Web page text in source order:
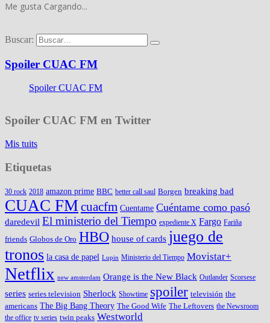
Me gusta Cargando...
Buscar:
Spoiler CUAC FM
Spoiler CUAC FM
Spoiler CUAC FM en Twitter
Mis tuits
Etiquetas
30 rock 2018 amazon prime BBC better call saul Borgen breaking bad
CUAC FMcuacfm Cuentame Cuéntame como pasó
daredevil El ministerio del Tiempo expediente X Fargo Fariña
friends Globos de Oro HBO house of cards juego de
tronos la casa de papel Lupin Ministerio del Tiempo Movistar+
Netflix new amsterdam Orange is the New Black Outlander Scorsese
series series television Sherlock Showtime spoiler televisión the
americans The Big Bang Theory The Good Wife The Leftovers the Newsroom
the office tv series twin peaks Westworld